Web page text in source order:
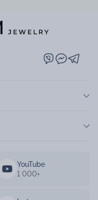
YouTube
1 000+